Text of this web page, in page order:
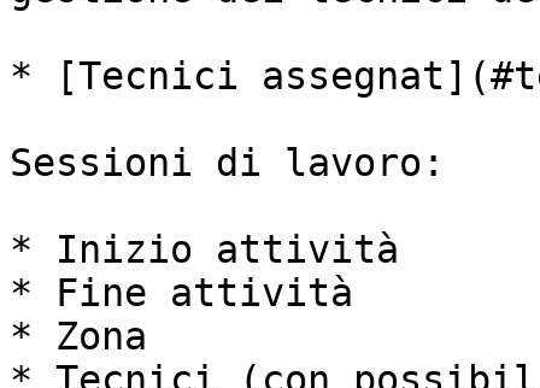
* [Tecnici
Sessioni di lavoro:
* Inizio attività
* Fine attività
* Zona